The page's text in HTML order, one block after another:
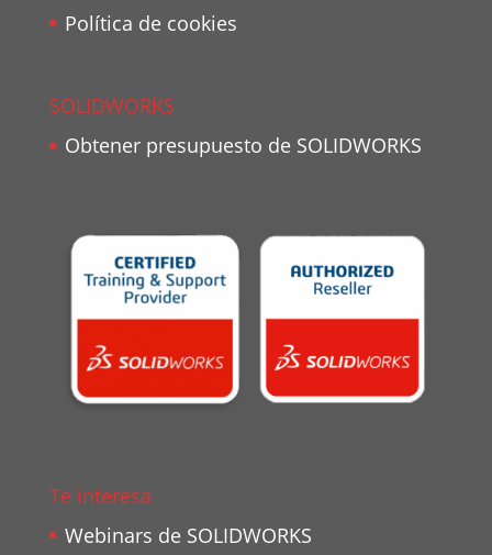
Política de cookies
SOLIDWORKS
Obtener presupuesto de SOLIDWORKS
Te interesa
Webinars de SOLIDWORKS